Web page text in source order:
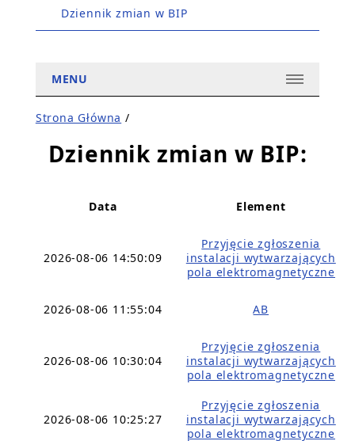
Dziennik zmian w BIP
MENU
Strona Główna /
Dziennik zmian w BIP:
Data Element
2026-08-06 14:50:09
Przyjęcie zgłoszenia
instalacji wytwarzających
pola elektromagnetyczne
2026-08-06 11:55:04 AB
2026-08-06 10:30:04
Przyjęcie zgłoszenia
instalacji wytwarzających
pola elektromagnetyczne
2026-08-06 10:25:27
Przyjęcie zgłoszenia
instalacji wytwarzających
pola elektromagnetyczne